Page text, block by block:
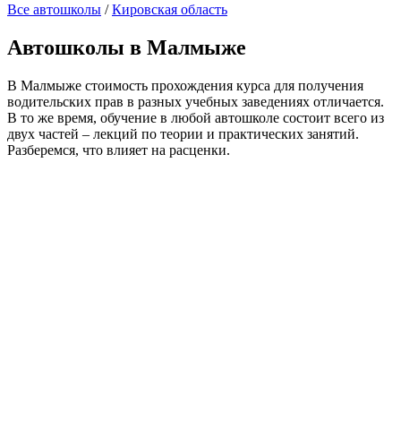
Все автошколы /Кировская область
Автошколы в Малмыже
В Малмыже стоимость прохождения курса для получения
водительских прав в разных учебных заведениях отличается.
В то же время, обучение в любой автошколе состоит всего из
двух частей – лекций по теории и практических занятий.
Разберемся, что влияет на расценки.